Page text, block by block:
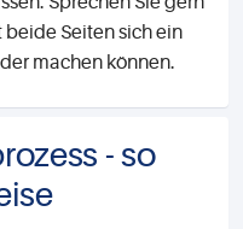
Seiten sich ein
machen können.
- so